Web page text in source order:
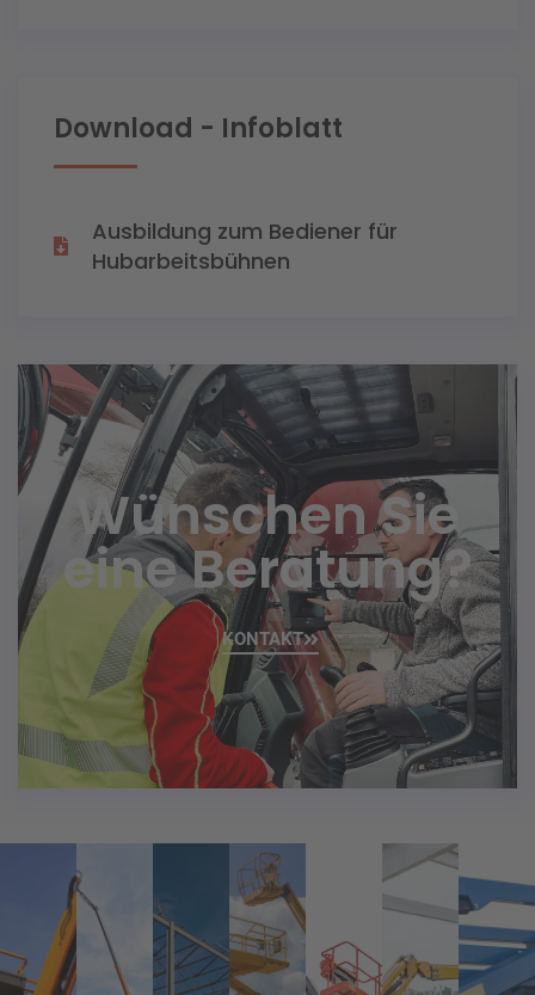
Download - Infoblatt
Ausbildung zum Bediener für
Hubarbeitsbühnen
Wünschen Sie
eine Beratung?
KONTAKT